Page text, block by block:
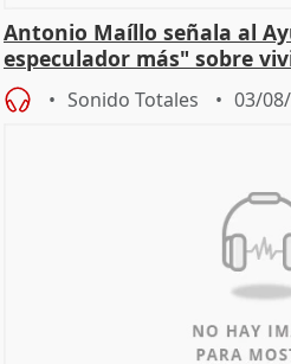
Antonio Maíllo señala al
especulador más" sobre
Becerril
Sonido Totales 03/